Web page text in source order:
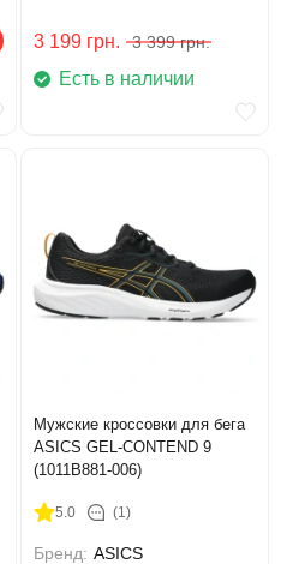
3 199 грн. 3 399 грн.
Есть в наличии
Мужские кроссовки для бега
ASICS GEL-CONTEND 9
(1011B881-006)
5.0 (1)
Бренд: ASICS